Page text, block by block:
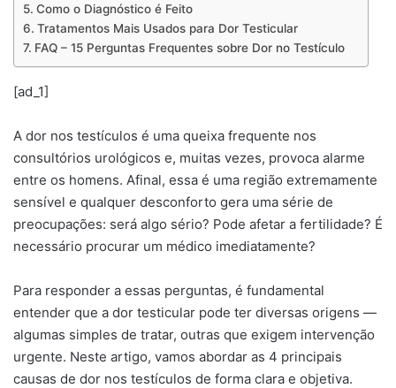
Como o Diagnóstico é Feito
Tratamentos Mais Usados para Dor Testicular
FAQ – 15 Perguntas Frequentes sobre Dor no Testículo
[ad_1]
A dor nos testículos é uma queixa frequente nos
consultórios urológicos e, muitas vezes, provoca alarme
entre os homens. Afinal, essa é uma região extremamente
sensível e qualquer desconforto gera uma série de
preocupações: será algo sério? Pode afetar a fertilidade? É
necessário procurar um médico imediatamente?
Para responder a essas perguntas, é fundamental
entender que a dor testicular pode ter diversas origens —
algumas simples de tratar, outras que exigem intervenção
urgente. Neste artigo, vamos abordar as 4 principais
causas de dor nos testículos de forma clara e objetiva.